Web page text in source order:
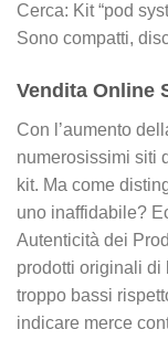
Cerca: Kit “pod
Sono compatti,
Vendita Online
Con l’aumento
numerosissimi siti
kit. Ma come
uno inaffidabile?
Autenticità dei
prodotti originali di
troppo bassi
indicare merce